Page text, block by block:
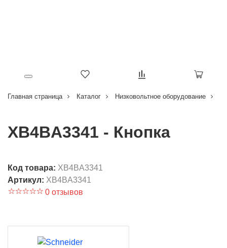
Главная страница Каталог Низковольтное оборудование
XB4BA3341 - Кнопка
Код товара: XB4BA3341
Артикул: XB4BA3341
0 отзывов